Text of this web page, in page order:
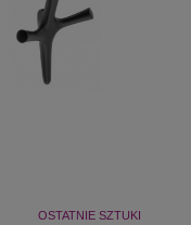
OSTATNIE SZTUKI